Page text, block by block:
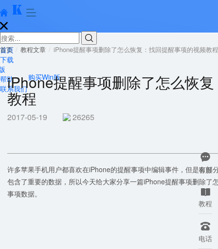
  


首页
下载
购买Win版
帮助
联系我们
首页 教程文章 iPhone提醒事项删除了怎么恢复：找回提醒事项的视频教程
iPhone提醒事项删除了怎么恢
教程
2017-05-19 26265
许多苹果手机用户都喜欢在iPhone的提醒事项中编辑事件，但是有部
包含了重要的数据，所以今天给大家分享一篇iPhone提醒事项删除了
事项数据。

客服

教程

电话